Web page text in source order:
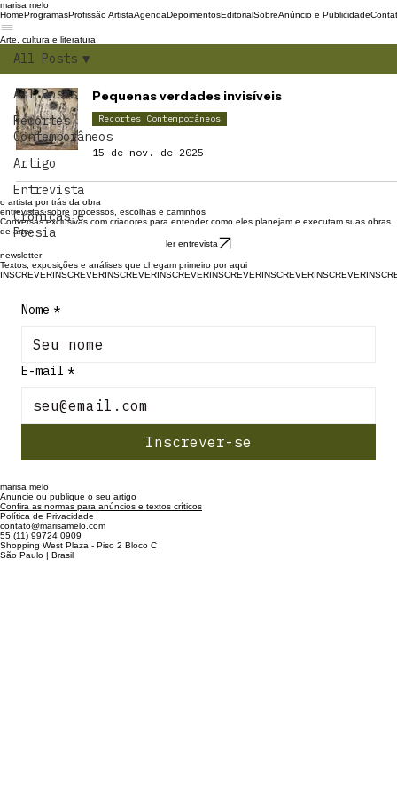
marisa melo
HomeProgramasProfissão ArtistaAgendaDepoimentosEditorialSobreAnúncio e Publicidade
Arte, cultura e literatura
All Posts
Recortes
Contemporâneos
Artigo
Entrevista
Crônicas e
Poesia
All Posts
Pequenas verdades invisíveis
Recortes Contemporâneos
15 de nov. de 2025
o artista por trás da obra
entrevistas sobre processos, escolhas e caminhos
Conversas exclusivas com criadores para entender como eles planejam e executam suas obras
de arte.
ler entrevista
newsletter
Textos, exposições e análises que chegam primeiro por aqui
INSCREVER
Nome *
E-mail *
Inscrever-se
marisa melo
Anuncie ou publique o seu artigo
Confira as normas para anúncios e textos críticos
Política de Privacidade
contato@marisamelo.com
55 (11) 99724 0909
Shopping West Plaza - Piso 2 Bloco C
São Paulo | Brasil